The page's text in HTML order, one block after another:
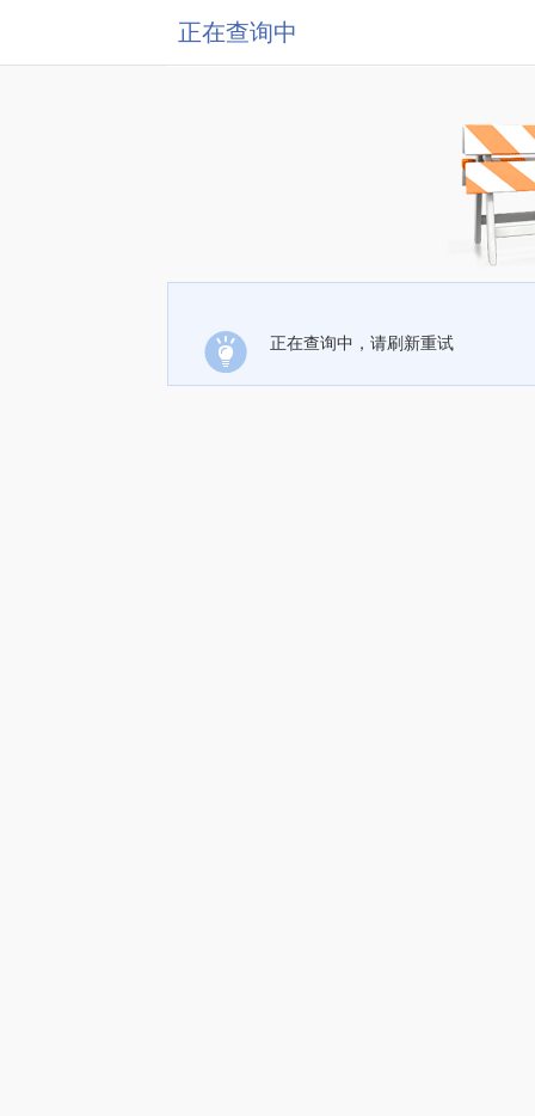
正在查询中
正在查询中，请刷新重试